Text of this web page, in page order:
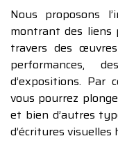
Nous proposons
montrant des liens
travers des
performances,
d’expositions. Par
vous pourrez
et bien d’autres
d’écritures